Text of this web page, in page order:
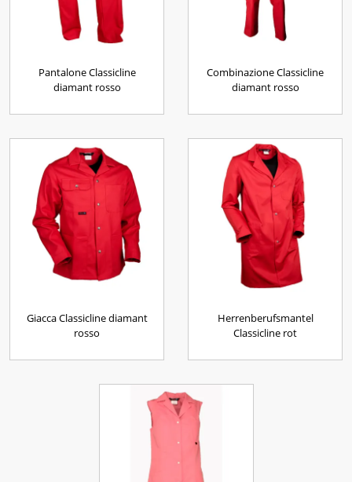
Pantalone Classicline
diamant rosso
Combinazione Classicline
diamant rosso
Giacca Classicline diamant
rosso
Herrenberufsmantel
Classicline rot